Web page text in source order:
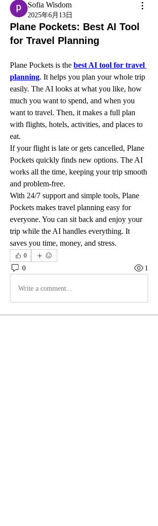
Sofia Wisdom
2025年6月13日
Plane Pockets: Best AI Tool
for Travel Planning
Plane Pockets is the best AI tool for travel
planning. It helps you plan your whole trip
easily. The AI looks at what you like, how
much you want to spend, and when you
want to travel. Then, it makes a full plan
with flights, hotels, activities, and places to
eat.
If your flight is late or gets cancelled, Plane
Pockets quickly finds new options. The AI
works all the time, keeping your trip smooth
and problem-free.
With 24/7 support and simple tools, Plane
Pockets makes travel planning easy for
everyone. You can sit back and enjoy your
trip while the AI handles everything. It
saves you time, money, and stress.
0
0 1
Write a comment...